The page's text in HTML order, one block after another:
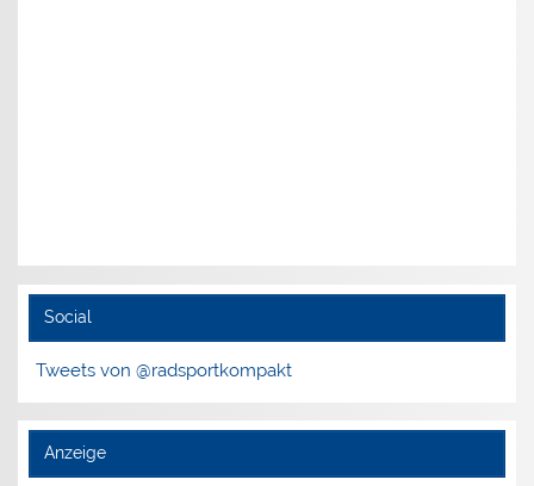
Social
Tweets von @radsportkompakt
Anzeige